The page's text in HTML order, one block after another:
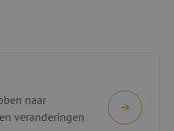
naar
veranderingen